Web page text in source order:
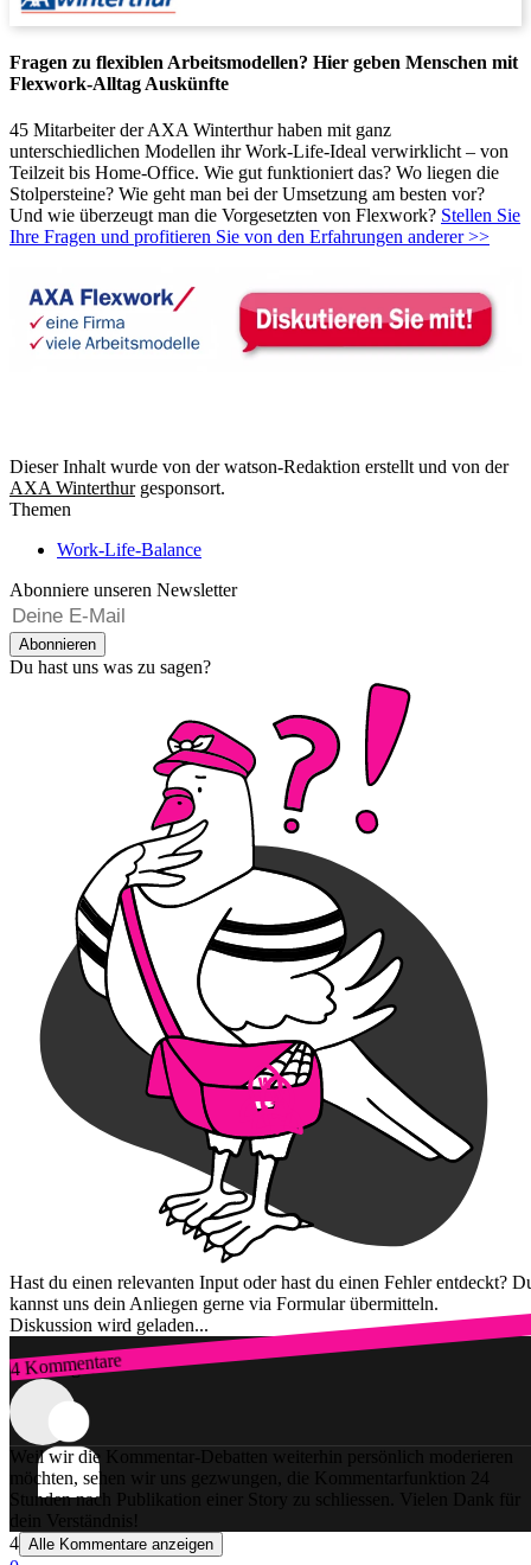
Fragen zu flexiblen Arbeitsmodellen? Hier geben Menschen mit
Flexwork-Alltag Auskünfte
45 Mitarbeiter der AXA Winterthur haben mit ganz
unterschiedlichen Modellen ihr Work-Life-Ideal verwirklicht – von
Teilzeit bis Home-Office. Wie gut funktioniert das? Wo liegen die
Stolpersteine? Wie geht man bei der Umsetzung am besten vor?
Und wie überzeugt man die Vorgesetzten von Flexwork? Stellen Sie
Ihre Fragen und profitieren Sie von den Erfahrungen anderer >>
Dieser Inhalt wurde von der watson-Redaktion erstellt und von der
AXA Winterthurgesponsort.
Themen
Work-Life-Balance
Abonniere unseren Newsletter
Abonnieren
Du hast uns was zu sagen?
Hast du einen relevanten Input oder hast du einen Fehler entdeckt?
kannst uns dein Anliegen gerne via Formular übermitteln.
Diskussion wird geladen...
4 Kommentare
Zum Login
Weil wir die Kommentar-Debatten weiterhin persönlich moderieren
möchten, sehen wir uns gezwungen, die Kommentarfunktion 24
Stunden nach Publikation einer Story zu schliessen. Vielen Dank für
dein Verständnis!
4 Alle Kommentare anzeigen